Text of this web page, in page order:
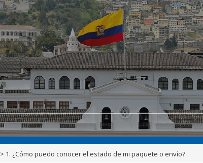
> 1. ¿Cómo puedo conocer el estado de mi paquete o envío?